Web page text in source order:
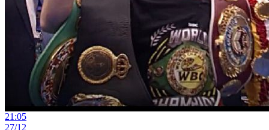
21:05
27/12